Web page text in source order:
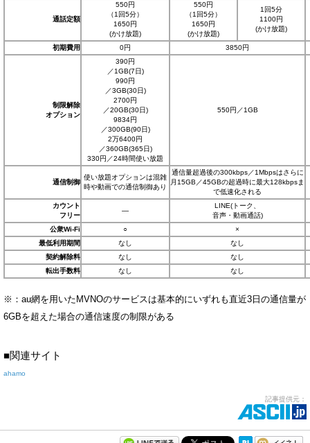
通話定額
550円
（1回5分）
1650円
(かけ放題)
550円
（1回5分）
1650円
(かけ放題)
1回5分
1100円
(かけ放題)
初期費用 0円 3850円
制限解除
オプション
390円
／1GB(7日)
990円
／3GB(30日)
2700円
／20GB(30日)
9834円
／300GB(90日)
2万6400円
／360GB(365日)
330円／24時間使い放題
550円／1GB
通信制御
使い放題オプションは混雑
時や動画での通信制御あり
通信量超過後の300kbps／1Mbpsはさらに
月15GB／45GBの超過時に最大128kbpsま
で低速化される
カウント
フリー
―
LINE(トーク、
音声・動画通話)
公衆Wi-Fi
○
×
最低利用期間
なし
なし
契約解除料
なし
なし
転出手数料
なし なし
※：au網を用いたMVNOのサービスは基本的にいずれも直近3日の通信量が
6GBを超えた場合の通信速度の制限がある
■関連サイト
ahamo
記事提供元：